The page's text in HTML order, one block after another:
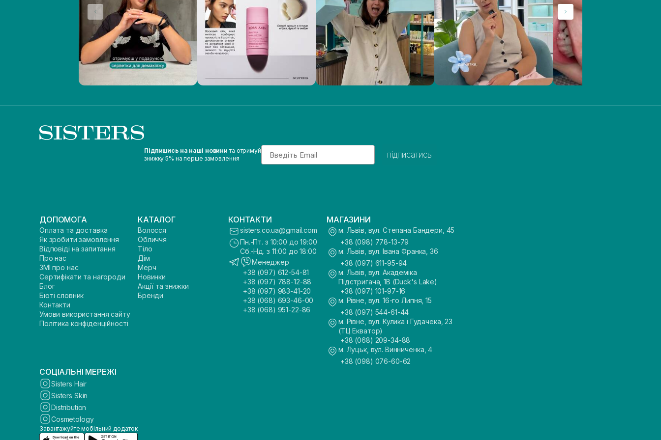
Підпишись на наші новини та отримуй
знижку 5% на перше замовлення
Email
підписатись
ДОПОМОГА
Оплата та доставка
Як зробити замовлення
Відповіді на запитання
Про нас
ЗМІ про нас
Сертифікати та нагороди
Блог
Бюті словник
Контакти
Умови використання сайту
Політика конфіденційності
КАТАЛОГ
Волосся
Обличчя
Тіло
Дім
Мерч
Новинки
Акції та знижки
Бренди
КОНТАКТИ
sisters.co.ua@gmail.com
Пн.-Пт. з 10:00 до 19:00
Сб.-Нд. з 11:00 до 18:00
Менеджер
+38 (097) 612-54-81
+38 (097) 788-12-88
+38 (097) 983-41-20
+38 (068) 693-46-00
+38 (068) 951-22-86
МАГАЗИНИ
м. Львів, вул. Степана Бандери, 45
+38 (098) 778-13-79
м. Львів, вул. Івана Франка, 36
+38 (097) 611-95-94
м. Львів, вул. Академіка
Підстригача, 1В (Duck's Lake)
+38 (097) 101-97-16
м. Рівне, вул. 16-го Липня, 15
+38 (097) 544-61-44
м. Рівне, вул. Кулика і Гудачека, 23
(ТЦ Екватор)
+38 (068) 209-34-88
м. Луцьк, вул. Винниченка, 4
+38 (098) 076-60-62
СОЦІАЛЬНІ МЕРЕЖІ
Sisters Hair
Sisters Skin
Distribution
Cosmetology
Завантажуйте мобільний додаток